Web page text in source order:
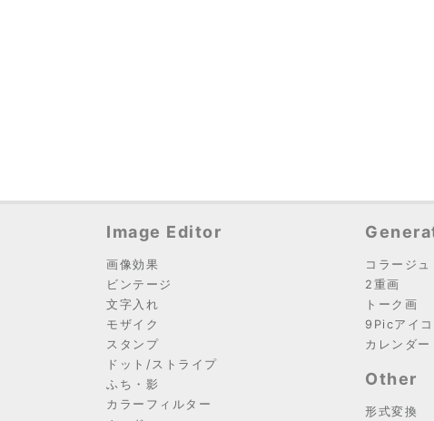
Image Editor
画像効果
ビンテージ
文字入れ
モザイク
スタンプ
ドット/ストライプ
ふち・影
カラーフィルター
コラージュ
2重画
トーク画
9Picアイコ
カレンダー
Other
形式変換